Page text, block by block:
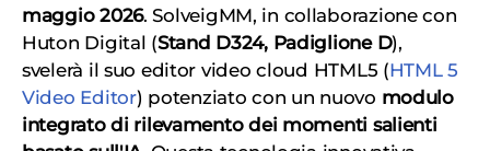
maggio 2026. SolveigMM, in collaborazione con
Huton Digital (Stand D324, Padiglione D),
svelerà il suo editor video cloud HTML5 (HTML 5
Video Editor) potenziato con un nuovo modulo
integrato di rilevamento dei momenti salienti